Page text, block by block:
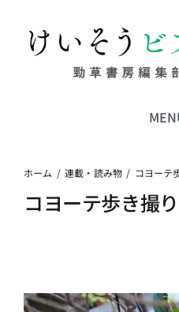
content
ホーム 連載・読み物 コヨーテ
コヨーテ歩き撮